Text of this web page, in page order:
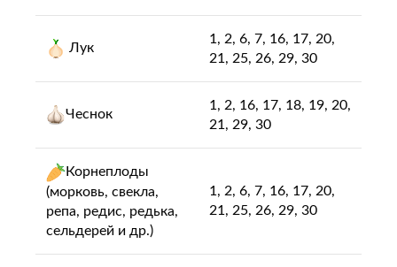
Лук
1, 2, 6, 7, 16, 17, 20,
21, 25, 26, 29, 30
Чеснок
1, 2, 16, 17, 18, 19, 20,
21, 29, 30
Корнеплоды
(морковь, свекла,
репа, редис, редька,
сельдерей и др.)
1, 2, 6, 7, 16, 17, 20,
21, 25, 26, 29, 30